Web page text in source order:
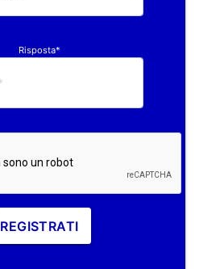
Risposta*
REGISTRATI